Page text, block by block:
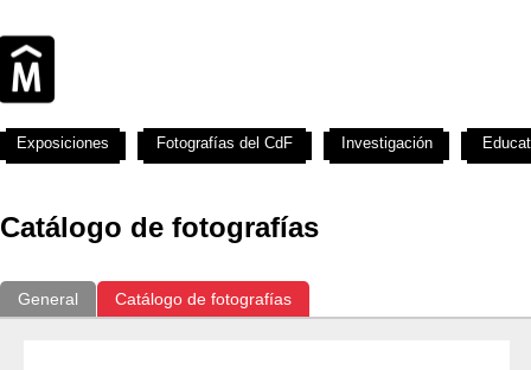
Catálogo de fotografías
General Catálogo de fotografías
Exposiciones Fotografías del CdF Investigación